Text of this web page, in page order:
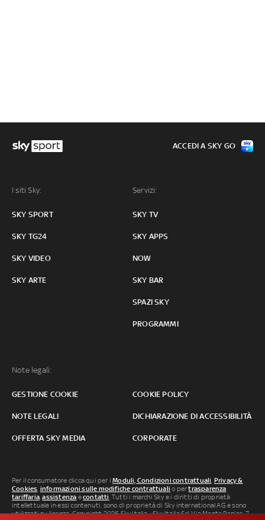
I siti Sky:
SKY SPORT
SKY TG24
SKY VIDEO
SKY ARTE
Servizi:
SKY TV
SKY APPS
NOW
SKY BAR
SPAZI SKY
PROGRAMMI
Note legali:
GESTIONE COOKIE COOKIE POLICY
NOTE LEGALI DICHIARAZIONE DI ACCESSIBILITÀ
OFFERTA SKY MEDIA CORPORATE
ACCEDI A SKY GO
Per il consumatore clicca qui per iModuli, Condizioni contrattuali, Privacy &
Cookies, informazioni sulle modifiche contrattuali o pertrasparenza
tariffaria,assistenza econtatti. Tutti i marchi Sky e i diritti di proprietà
intellettuale in essi contenuti, sono di proprietà di Sky international AG e sono
utilizzati su licenza. Copyright 2026 Sky Italia - Sky Italia Srl Via Monte Penice, 7 -